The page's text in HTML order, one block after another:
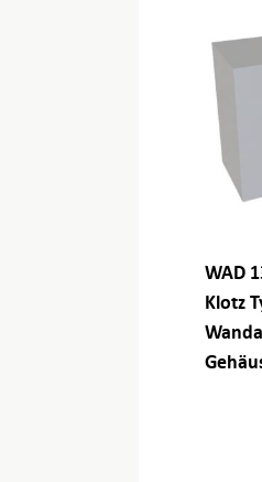
WAD
Klotz